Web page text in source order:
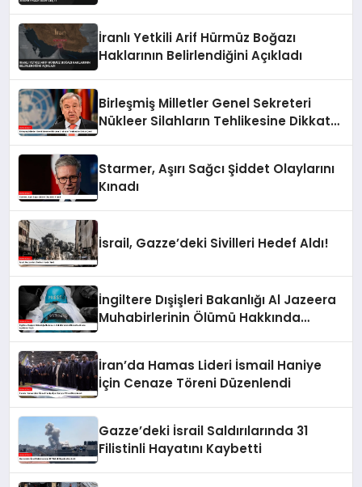
İranlı Yetkili Arif Hürmüz Boğazı
Haklarının Belirlendiğini Açıkladı
Birleşmiş Milletler Genel Sekreteri
Nükleer Silahların Tehlikesine Dikkat
Starmer, Aşırı Sağcı Şiddet Olaylarını
Kınadı
İsrail, Gazze’deki Sivilleri Hedef Aldı!
İngiltere Dışişleri Bakanlığı Al Jazeera
Muhabirlerinin Ölümü Hakkında
İran’da Hamas Lideri İsmail Haniye
İçin Cenaze Töreni Düzenlendi
Gazze’deki İsrail Saldırılarında 31
Filistinli Hayatını Kaybetti